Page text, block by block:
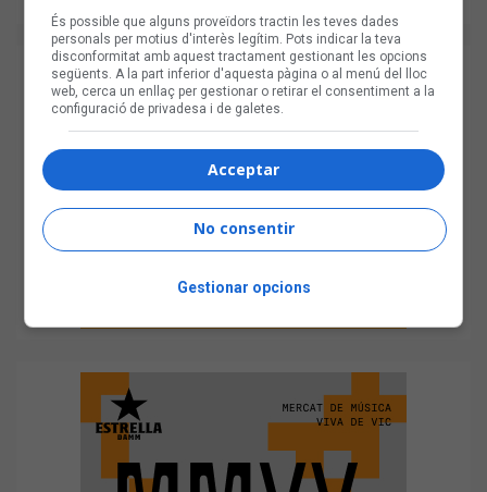
És possible que alguns proveïdors tractin les teves dades
personals per motius d'interès legítim. Pots indicar la teva
disconformitat amb aquest tractament gestionant les opcions
següents. A la part inferior d'aquesta pàgina o al menú del lloc
web, cerca un enllaç per gestionar o retirar el consentiment a la
configuració de privadesa i de galetes.
Acceptar
No consentir
Gestionar opcions